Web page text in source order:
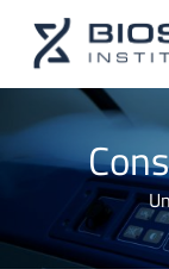
main
content